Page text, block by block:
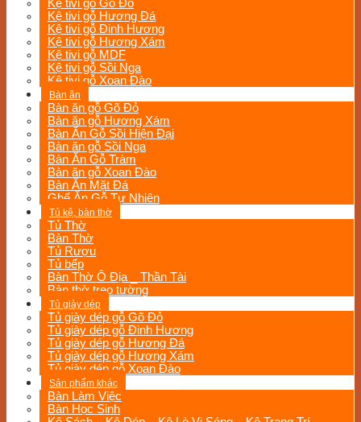
Kệ tivi gỗ Gõ Đỏ
Kệ tivi gỗ Hương Đá
Kệ tivi gỗ Đinh Hương
Kệ tivi gỗ Hương Xám
Kệ tivi gỗ MDF
Kệ tivi gỗ Sồi Nga
Kệ tivi gỗ Xoan Đào
Bàn ăn
Bàn ăn gỗ Gõ Đỏ
Bàn ăn gỗ Hương Xám
Bàn Ăn Gỗ Sồi Hiện Đại
Bàn ăn gỗ Sồi Nga
Bàn Ăn Gỗ Tràm
Bàn ăn gỗ Xoan Đào
Bàn Ăn Mặt Đá
Ghế Ăn Gỗ Tự Nhiên
Tủ kệ, bàn thờ
Tủ Thờ
Bàn Thờ
Tủ Rượu
Tủ bếp
Bàn Thờ Ô Địa _ Thần Tài
Bàn thờ treo tường
Tủ giày dép
Tủ giày dép gỗ Gõ Đỏ
Tủ giày dép gỗ Đinh Hương
Tủ giày dép gỗ Hương Đá
Tủ giày dép gỗ Hương Xám
Tủ giày dép gỗ Xoan Đào
Sản phẩm khác
Bàn Làm Việc
Bàn Học Sinh